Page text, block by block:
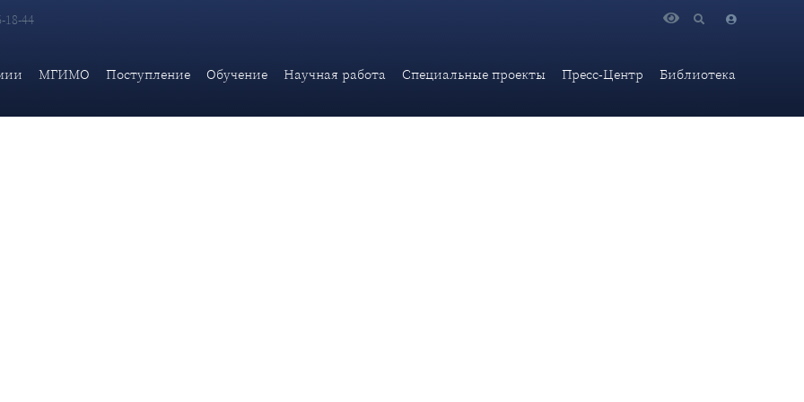
18-44
МГИМО Поступление Обучение Научная работа Специальные проекты Пресс-Центр Библиотека
"Чем обернется украинизация западной дипломатии: лидеры "Большой семерки" деградируют"